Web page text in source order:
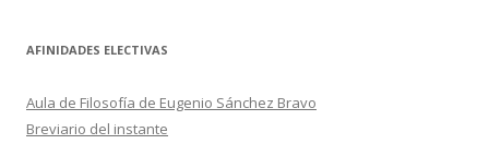
AFINIDADES ELECTIVAS
Aula de Filosofía de Eugenio Sánchez Bravo
Breviario del instante